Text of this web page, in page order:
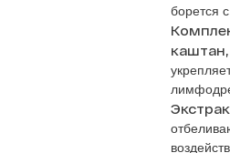
борется